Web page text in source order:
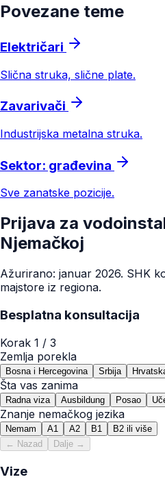
Povezane teme
Električari
Slična struka, slične plate.
Zavarivači
Industrijska metalna struka.
Sektor: građevina
Sve zanatske pozicije.
Prijava za
Njemačkoj
Ažurirano: januar 2026. SHK
majstore iz regiona.
Besplatna konsultacija
Korak 1 / 3
Zemlja porekla
Bosna i Hercegovina Srbija
Šta vas zanima
Radna viza Ausbildung Posao
Znanje nemačkog jezika
Nemam A1 A2 B1
B2 ili više
← Nazad
Dalje →
Vize